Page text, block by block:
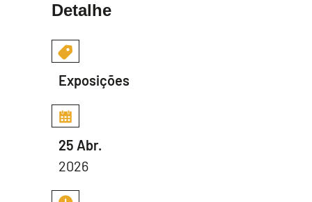
Detalhe
Exposições
25 Abr.
2026